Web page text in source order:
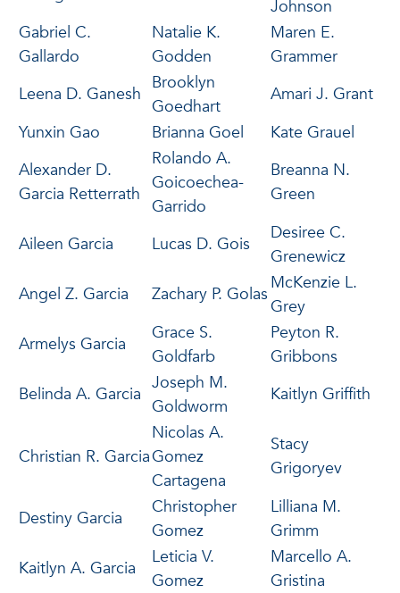
Johnson
Gabriel C.
Gallardo
Natalie K.
Godden
Maren E.
Grammer
Leena D. Ganesh
Brooklyn
Goedhart
Amari J. Grant
Yunxin Gao
Brianna Goel
Kate Grauel
Alexander D.
Garcia Retterrath
Rolando A.
Goicoechea-
Garrido
Breanna N.
Green
Aileen Garcia Lucas D. Gois
Desiree C.
Grenewicz
Angel Z. Garcia
Zachary P. Golas
McKenzie L.
Grey
Armelys Garcia
Grace S.
Goldfarb
Peyton R.
Gribbons
Belinda A. Garcia
Joseph M.
Goldworm
Kaitlyn Griffith
Christian R. Garcia
Nicolas A.
Gomez
Cartagena
Stacy
Grigoryev
Destiny Garcia
Christopher
Gomez
Lilliana M.
Grimm
Kaitlyn A. Garcia
Leticia V.
Gomez
Marcello A.
Gristina